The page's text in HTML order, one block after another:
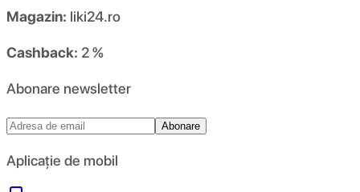
Magazin: liki24.ro
Cashback: 2 %
Abonare newsletter
Abonare
Aplicație de mobil